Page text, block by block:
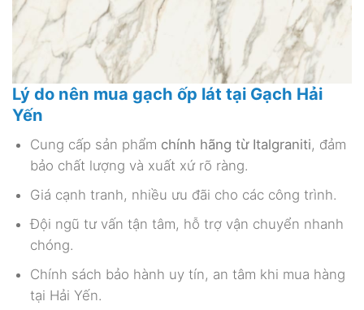
Lý do nên mua gạch ốp lát tại Gạch Hải
Yến
Cung cấp sản phẩm chính hãng từ Italgraniti, đảm
bảo chất lượng và xuất xứ rõ ràng.
Giá cạnh tranh, nhiều ưu đãi cho các công trình.
Đội ngũ tư vấn tận tâm, hỗ trợ vận chuyển nhanh
chóng.
Chính sách bảo hành uy tín, an tâm khi mua hàng
tại Hải Yến.